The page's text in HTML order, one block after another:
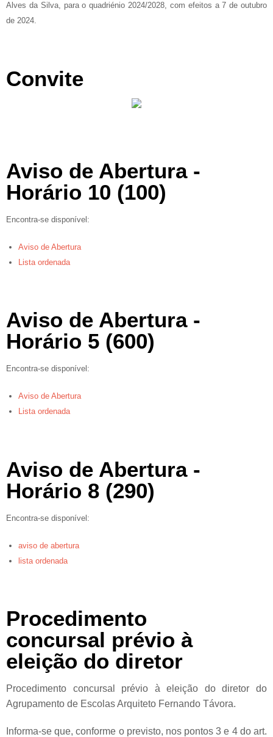
Alves da Silva, para o quadriénio 2024/2028, com efeitos a 7 de outubro
de 2024.
Convite
Aviso de Abertura -
Horário 10 (100)
Encontra-se disponível:
Aviso de Abertura
Lista ordenada
Aviso de Abertura -
Horário 5 (600)
Encontra-se disponível:
Aviso de Abertura
Lista ordenada
Aviso de Abertura -
Horário 8 (290)
Encontra-se disponível:
aviso de abertura
lista ordenada
Procedimento
concursal prévio à
eleição do diretor
Procedimento concursal prévio à eleição do diretor do
Agrupamento de Escolas Arquiteto Fernando Távora.
Informa-se que, conforme o previsto, nos pontos 3 e 4 do art.